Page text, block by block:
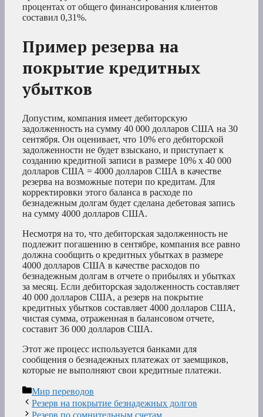
процентах от общего финансирования клиентов
составил 0,31%.
Пример резерва на
покрытие кредитных
убытков
Допустим, компания имеет дебиторскую
задолженность на сумму 40 000 долларов США на 30
сентября. Он оценивает, что 10% его дебиторской
задолженности не будет взыскано, и приступает к
созданию кредитной записи в размере 10% x 40 000
долларов США = 4000 долларов США в качестве
резерва на возможные потери по кредитам. Для
корректировки этого баланса в расходе по
безнадежным долгам будет сделана дебетовая запись
на сумму 4000 долларов США.
Несмотря на то, что дебиторская задолженность не
подлежит погашению в сентябре, компания все равно
должна сообщить о кредитных убытках в размере
4000 долларов США в качестве расходов по
безнадежным долгам в отчете о прибылях и убытках
за месяц. Если дебиторская задолженность составляет
40 000 долларов США, а резерв на покрытие
кредитных убытков составляет 4000 долларов США,
чистая сумма, отраженная в балансовом отчете,
составит 36 000 долларов США.
Этот же процесс используется банками для
сообщения о безнадежных платежах от заемщиков,
которые не выполняют свои кредитные платежи.
Рубрики
Мир переводов
Резерв на покрытие безнадежных долгов
Резерв по сомнительным счетам